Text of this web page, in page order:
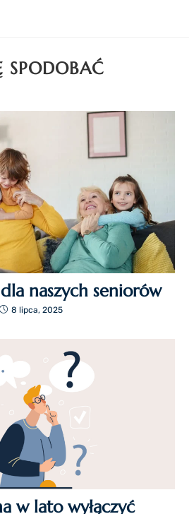
SPODOBAĆ
naszych seniorów
8 lipca, 2025
w lato wyłączyć